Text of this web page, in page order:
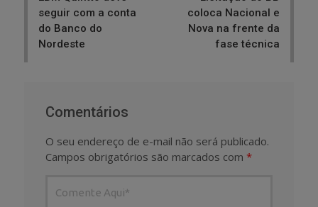
seguir com a conta
do Banco do
Nordeste
coloca Nacional e
Nova na frente da
fase técnica
Comentários
O seu endereço de e-mail não será publicado.
Campos obrigatórios são marcados com *